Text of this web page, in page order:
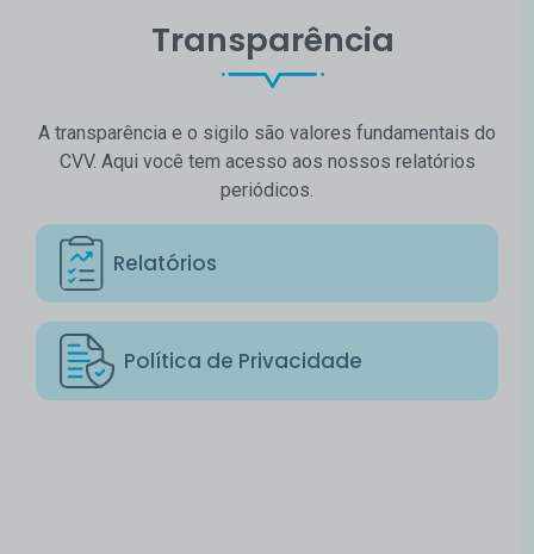
Transparência
A transparência e o sigilo são valores fundamentais do
CVV. Aqui você tem acesso aos nossos relatórios
periódicos.
Relatórios
Política de Privacidade